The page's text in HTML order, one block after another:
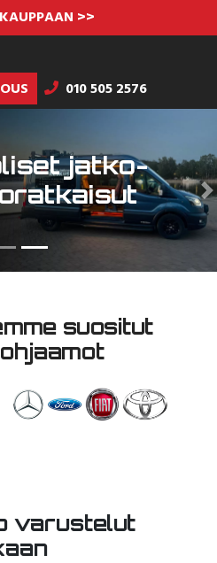
>>
010 505 2576
jatko-
suositut
varustelut